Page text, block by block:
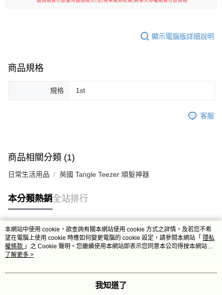
顯示電腦版詳細說明
商品規格
規格 1st
客服
商品相關分類 (1)
日常生活用品 英國 Tangle Teezer 順髮神器
本分類熱銷全站排行
熱門標籤
本網站中使用 cookie，欲查詢有關本網站使用 cookie 方式之詳情，及若您不希
望在電腦上使用 cookie 時應如何變更電腦的 cookie 設定，請參閱本網站「 隱私
權條款 」之 Cookie 聲明。您繼續使用本網站即表示您同意本公司得按本網站使
用條款之 Cookie 聲明使用 cookie。
了解更多 >
我知道了